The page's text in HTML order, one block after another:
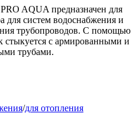
AQUA предназначен для
для систем водоснабжения и
трубопроводов. С помощью
стыкуется с армированными и
трубами.
/для отопления